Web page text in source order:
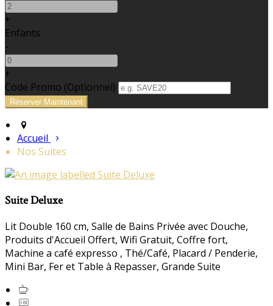
+
Enfants
-
+
Code Promo (Optionnel)
Accueil
Nos Suites
Suite Deluxe
Lit Double 160 cm, Salle de Bains Privée avec Douche,
Produits d'Accueil Offert, Wifi Gratuit, Coffre fort,
Machine a café expresso , Thé/Café, Placard / Penderie,
Mini Bar, Fer et Table à Repasser, Grande Suite